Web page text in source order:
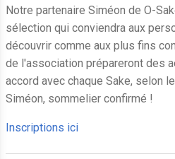
Notre partenaire Siméon de O-
sélection qui conviendra aux
découvrir comme aux plus fins
de l'association prépareront des
accord avec chaque Sake, selon
Siméon, sommelier confirmé !
Inscriptions ici